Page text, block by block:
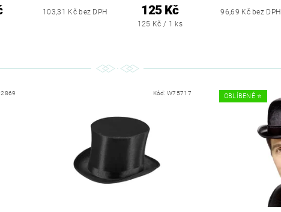
103,31 Kč bez DPH 125 Kč
125 Kč / 1 ks
96,69 Kč bez DPH
Kód:W75717 OBLÍBENÉ ⭐️